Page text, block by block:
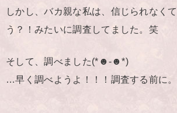
しかし、バカ親な私は、信じられなく
う？！みたいに調査してました。笑
そして、調べました(*☻-☻*)
…早く調べようよ！！！調査する前に